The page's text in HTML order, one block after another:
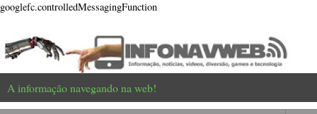
googlefc.controlledMessagingFunction
A informação navegando na web!